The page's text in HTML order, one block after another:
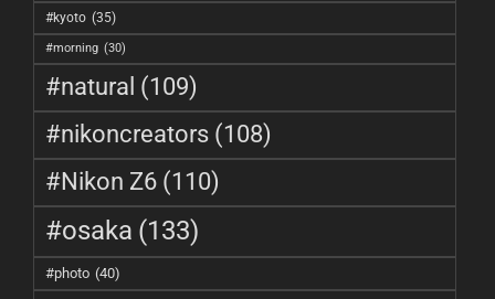
#kyoto (35)
#morning (30)
#natural (109)
#nikoncreators (108)
#Nikon Z6 (110)
#osaka (133)
#photo (40)